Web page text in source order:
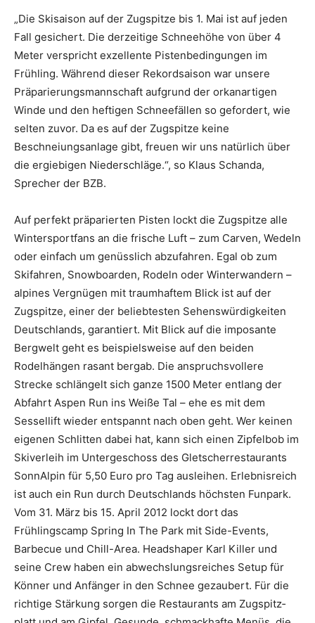
„Die Skisaison auf der Zugspitze bis 1. Mai ist auf jeden
Fall gesichert. Die derzeitige Schneehöhe von über 4
Meter verspricht exzellente Pistenbedingungen im
Frühling. Während dieser Rekordsaison war unsere
Präparierungsmannschaft aufgrund der orkanartigen
Winde und den heftigen Schneefällen so gefordert, wie
selten zuvor. Da es auf der Zugspitze keine
Beschneiungsanlage gibt, freuen wir uns natürlich über
die ergiebigen Niederschläge.“, so Klaus Schanda,
Sprecher der BZB.
Auf perfekt präparierten Pisten lockt die Zugspitze alle
Wintersportfans an die frische Luft – zum Carven, Wedeln
oder einfach um genüsslich abzufahren. Egal ob zum
Skifahren, Snowboarden, Rodeln oder Winterwandern –
alpines Vergnügen mit traumhaftem Blick ist auf der
Zugspitze, einer der beliebtesten Sehenswürdigkeiten
Deutschlands, garantiert. Mit Blick auf die imposante
Bergwelt geht es beispielsweise auf den beiden
Rodelhängen rasant bergab. Die anspruchsvollere
Strecke schlängelt sich ganze 1500 Meter entlang der
Abfahrt Aspen Run ins Weiße Tal – ehe es mit dem
Sessellift wieder entspannt nach oben geht. Wer keinen
eigenen Schlitten dabei hat, kann sich einen Zipfelbob im
Skiverleih im Untergeschoss des Gletscherrestaurants
SonnAlpin für 5,50 Euro pro Tag ausleihen. Erlebnisreich
ist auch ein Run durch Deutschlands höchsten Funpark.
Vom 31. März bis 15. April 2012 lockt dort das
Frühlingscamp Spring In The Park mit Side-Events,
Barbecue und Chill-Area. Headshaper Karl Killer und
seine Crew haben ein abwechslungsreiches Setup für
Könner und Anfänger in den Schnee gezaubert. Für die
richtige Stärkung sorgen die Restaurants am Zugspitz­